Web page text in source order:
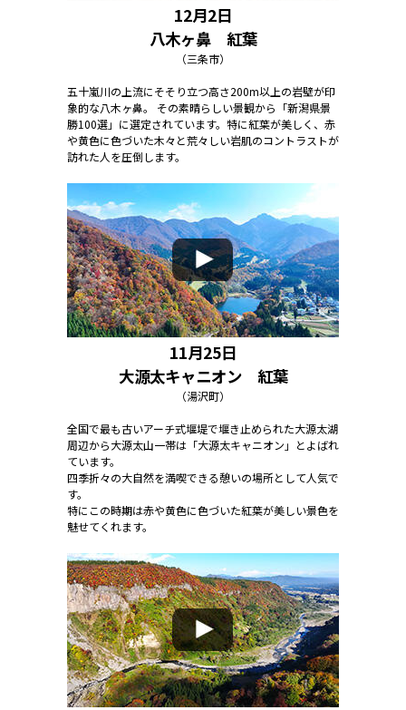
12月2日
八木ヶ鼻 紅葉
（三条市）
五十嵐川の上流にそそり立つ高さ200m以上の岩壁が印
象的な八木ヶ鼻。 その素晴らしい景観から「新潟県景
勝100選」に選定されています。特に紅葉が美しく、赤
や黄色に色づいた木々と荒々しい岩肌のコントラストが
訪れた人を圧倒します。
11月25日
大源太キャニオン 紅葉
（湯沢町）
全国で最も古いアーチ式堰堤で堰き止められた大源太湖
周辺から大源太山一帯は「大源太キャニオン」とよばれ
ています。
四季折々の大自然を満喫できる憩いの場所として人気で
す。
特にこの時期は赤や黄色に色づいた紅葉が美しい景色を
魅せてくれます。